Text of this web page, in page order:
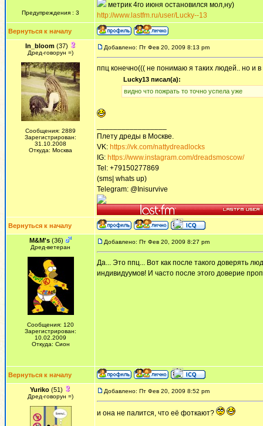
Предупреждения : 3
метрик 4го июня остановился мол,ну)
http://www.lastfm.ru/user/Lucky--13
Вернуться к началу
In_bloom(37)
Дред-говорун =)
Сообщения: 2889
Зарегистрирован:
31.10.2008
Откуда: Москва
Добавлено: Пт Фев 20, 2009 8:13 pm
ппц конечно((( не понимаю я таких людей.. но и
Lucky13 писал(а):
видно что пожрать то точно успела уже
Плету дреды в Москве.
VK: https://vk.com/nattydreadlocks
IG: https://www.instagram.com/dreadsmoscow/
Tel: +79150277869
(sms| whats up)
Telegram: @Inisurvive
Вернуться к началу
M&M's (36)
Дред-ветеран
Сообщения: 120
Зарегистрирован:
10.02.2009
Откуда: Сион
Добавлено: Пт Фев 20, 2009 8:27 pm
Да... Это ппц... Вот как после такого доверять
индивидуумов! И часто после этого доверие
Вернуться к началу
Yuriko (51)
Дред-говорун =)
Добавлено: Пт Фев 20, 2009 8:52 pm
и она не палится, что её фоткают?